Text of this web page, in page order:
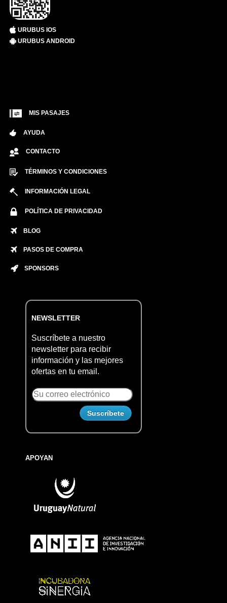
URUBUS IOS
URUBUS ANDROID
MIS PASAJES
AYUDA
CONTACTO
TÉRMINOS Y CONDICIONES
INFORMACIÓN LEGAL
POLÍTICA DE PRIVACIDAD
BLOG
PASOS DE COMPRA
SPONSORS
NEWSLETTER
Suscríbete a nuestro
newsletter para recibir
información y las mejores
ofertas en tu email.
APOYAN